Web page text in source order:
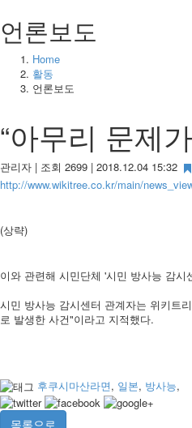
언론보도
Home
활동
언론보도
“아무리 문제
관리자 | 조회 2699 | 2018.12.04 15:32
http://www.wikitree.co.kr/main/
(상략)
이와 관련해 시민단체 '시민 방사능 감
시민 방사능 감시센터 관계자는 위키트
로 발생한 사건"이라고 지적했다.
후쿠시마산라면, 일본, 방사능,
목록으로